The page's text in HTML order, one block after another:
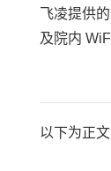
飞凌提供
及院内
以下为正文